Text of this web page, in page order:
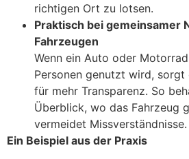
richtigen Ort zu lotsen.
Praktisch bei gemeinsamer
Fahrzeugen
Wenn ein Auto oder
Personen genutzt wird,
für mehr Transparenz. So
Überblick, wo das Fahrzeug
vermeidet Missverständnisse.
Ein Beispiel aus der Praxis